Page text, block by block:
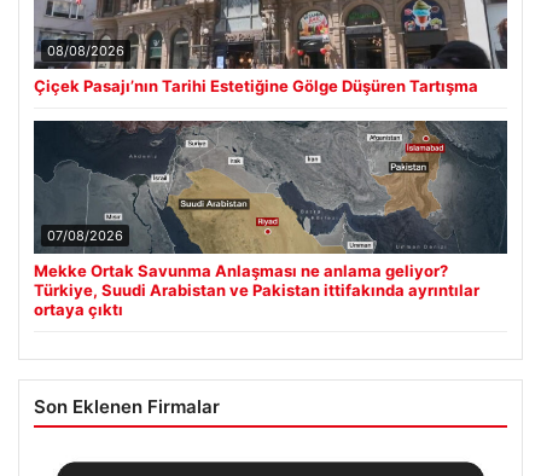
08/08/2026
Çiçek Pasajı’nın Tarihi Estetiğine Gölge Düşüren Tartışma
07/08/2026
Mekke Ortak Savunma Anlaşması ne anlama geliyor?
Türkiye, Suudi Arabistan ve Pakistan ittifakında ayrıntılar
ortaya çıktı
Son Eklenen Firmalar